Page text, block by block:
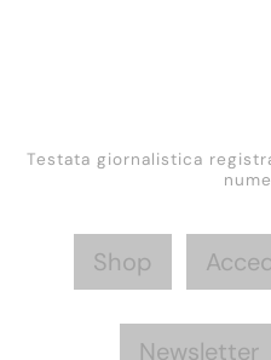
Testata giornalistica
Shop
Newsletter